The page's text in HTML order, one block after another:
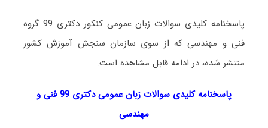
پاسخنامه کلیدی سوالات زبان عمومی کنکور دکتری 99 گروه
فنی و مهندسی که از سوی سازمان سنجش آموزش کشور
منتشر شده، در ادامه قابل مشاهده است.
پاسخنامه کلیدی سوالات زبان عمومی دکتری 99 فنی و
مهندسی